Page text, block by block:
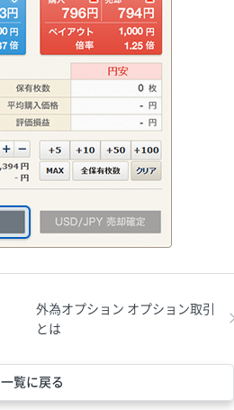
外為オプション オプション取引
とは
一覧に戻る